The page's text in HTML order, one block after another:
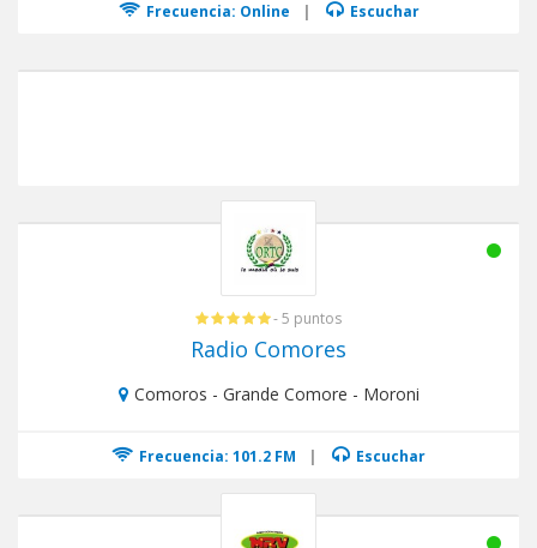
Frecuencia: Online | Escuchar
- 5 puntos
Radio Comores
Comoros - Grande Comore - Moroni
Frecuencia: 101.2 FM | Escuchar